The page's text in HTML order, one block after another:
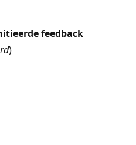
feedback
)